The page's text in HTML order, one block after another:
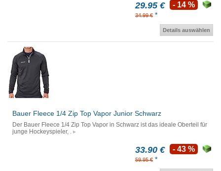
29.95 €
34.99 € *
- 14 %
Details auswählen
Bauer Fleece 1/4 Zip Top Vapor Junior Schwarz
Der Bauer Fleece 1/4 Zip Top Vapor in Schwarz ist das ideale Oberteil für
junge Hockeyspieler, .
33.90 €
59.95 € *
- 43 %